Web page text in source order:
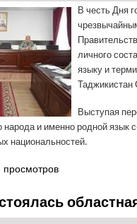
В честь Дня
личного
языку и
Выступая
народа и именно родной
национальностей.
КЧС отметили День
просмотров